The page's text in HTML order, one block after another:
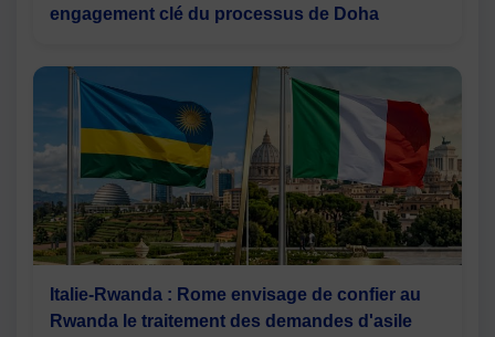
engagement clé du processus de Doha
Italie-Rwanda : Rome envisage de confier au
Rwanda le traitement des demandes d'asile